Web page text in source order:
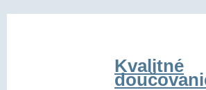
Kvalitné